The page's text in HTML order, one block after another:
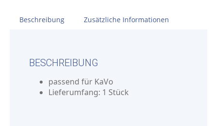
Beschreibung Zusätzliche Informationen
BESCHREIBUNG
passend für KaVo
Lieferumfang: 1 Stück